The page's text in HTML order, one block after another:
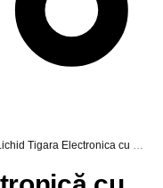
Tigara Electronica cu Nicotina